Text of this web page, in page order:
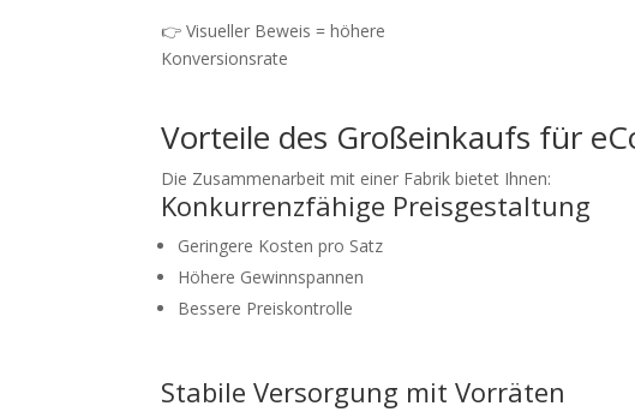
👉 Visueller Beweis = höhere
Konversionsrate
Vorteile des Großeinkaufs für
Die Zusammenarbeit mit einer Fabrik bietet Ihnen:
Konkurrenzfähige Preisgestaltung
Geringere Kosten pro Satz
Höhere Gewinnspannen
Bessere Preiskontrolle
Stabile Versorgung mit Vorräten